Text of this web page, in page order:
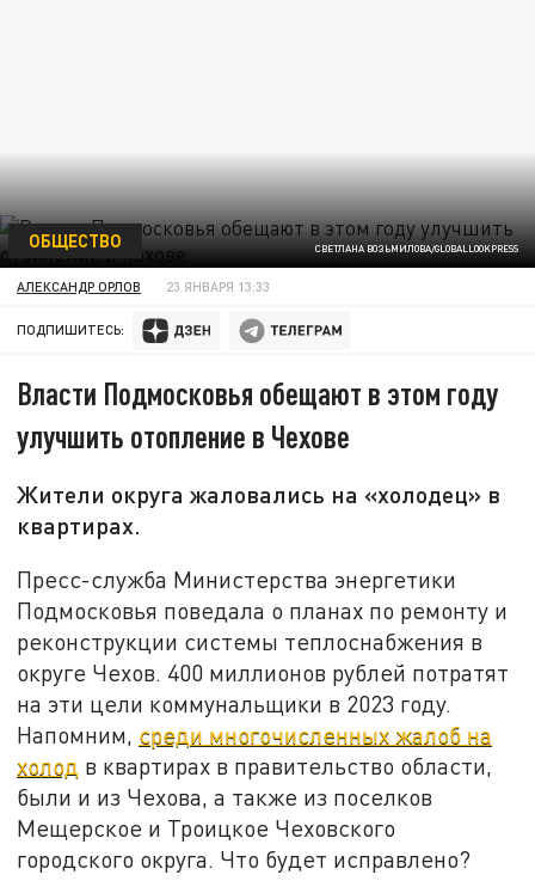
СВЕТЛАНА ВОЗЬМИЛОВА/GLOBALLOOKPRESS
ОБЩЕСТВО
АЛЕКСАНДР ОРЛОВ 23 ЯНВАРЯ 13:33
ПОДПИШИТЕСЬ:
Власти Подмосковья обещают в этом году
улучшить отопление в Чехове
Жители округа жаловались на «холодец» в
квартирах.
Пресс-служба Министерства энергетики
Подмосковья поведала о планах по ремонту и
реконструкции системы теплоснабжения в
округе Чехов. 400 миллионов рублей потратят
на эти цели коммунальщики в 2023 году.
Напомним, среди многочисленных жалоб на
холод в квартирах в правительство области,
были и из Чехова, а также из поселков
Мещерское и Троицкое Чеховского
городского округа. Что будет исправлено?